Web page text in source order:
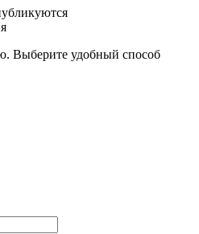
Выберите удобный способ